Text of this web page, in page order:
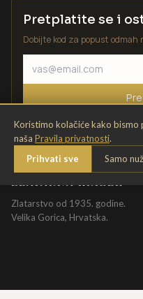
Koristimo kolačiće kako
naša Pravila privatnosti.
Prihvati sve
Samo
Pretplatite se i
Dobijte kod za popust odmah
Zlatarstvo od 1935. godine.
Velika Gorica, Hrvatska.